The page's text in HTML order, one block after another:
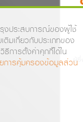
รุงประสบการณ์ของผู้ใช้
มเกี่ยวกับประเภทของ
ธีการตั้งค่าคุกกี้ได้ใน
การคุ้มครองข้อมูลส่วน